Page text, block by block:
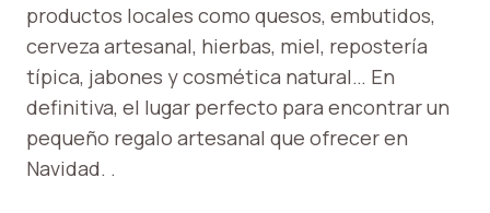
productos locales como quesos, embutidos,
cerveza artesanal, hierbas, miel, repostería
típica, jabones y cosmética natural… En
definitiva, el lugar perfecto para encontrar un
pequeño regalo artesanal que ofrecer en
Navidad. .